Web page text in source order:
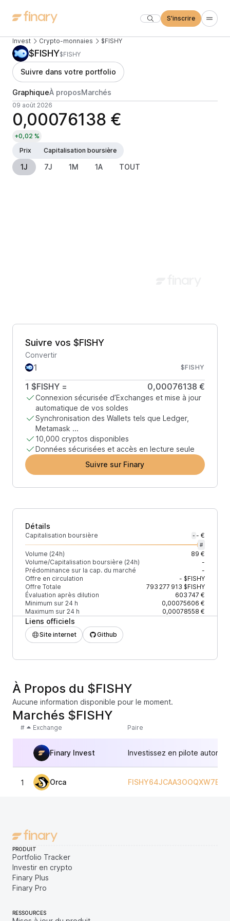
S'inscrire
Invest Crypto-monnaies $FISHY
$FISHY$FISHY
Suivre dans votre portfolio
GraphiqueÀ proposMarchés
09 août 2026
0,00076138 €
+0,02 %
Prix
Capitalisation boursière
1J 7J 1M 1A TOUT
Suivre vos $FISHY
Convertir
$FISHY
1 $FISHY = 0,00076138 €
Connexion sécurisée d’Exchanges et mise à jour
automatique de vos soldes
Synchronisation des Wallets tels que Ledger,
Metamask ...
10,000 cryptos disponibles
Données sécurisées et accès en lecture seule
Suivre sur Finary
Détails
Capitalisation boursière - - €
#
Volume (24h)
89 €
Volume/Capitalisation boursière (24h)
-
Prédominance sur la cap. du marché
-
Offre en circulation
- $FISHY
Offre Totale
793 277 913 $FISHY
Évaluation après dilution
603 747 €
Minimum sur 24 h
0,00075606 €
Maximum sur 24 h
0,00078558 €
Liens officiels
Site internet Github
À Propos du $FISHY
Aucune information disponible pour le moment.
Marchés $FISHY
# Exchange Paire
Finary Invest Investissez en pilote
1 Orca
PRODUIT
Portfolio Tracker
Investir en crypto
Finary Plus
Finary Pro
RESSOURCES